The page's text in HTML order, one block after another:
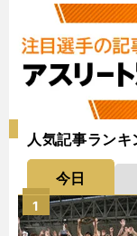
人気記事ランキ
今日
1